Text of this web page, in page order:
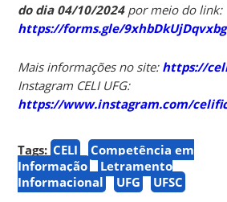
do dia 04/10/2024por meio do link:
https://forms.gle/
Mais informações no site: https://
Instagram CELI UFG:
https://www.instagram.com/
Tags: CELI
Competência em
Informação
Letramento
Informacional
UFG UFSC